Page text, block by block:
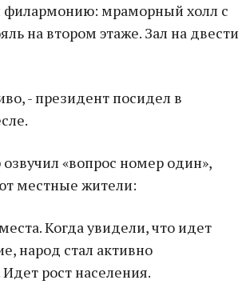
филармонию: мраморный холл с
на втором этаже. Зал на двести
- президент посидел в
«вопрос номер один»,
местные жители:
Когда увидели, что идет
народ стал активно
рост населения.